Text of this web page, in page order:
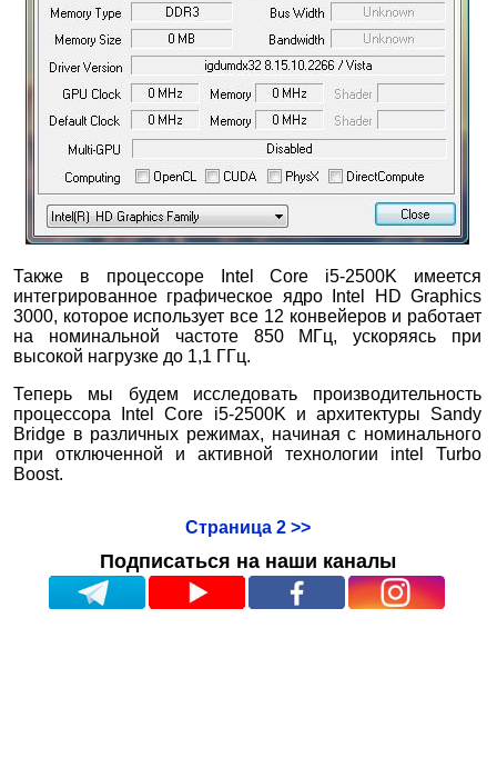
Также в процессоре Intel Core i5-2500K имеется
интегрированное графическое ядро Intel HD Graphics
3000, которое использует все 12 конвейеров и работает
на номинальной частоте 850 МГц, ускоряясь при
высокой нагрузке до 1,1 ГГц.
Теперь мы будем исследовать производительность
процессора Intel Core i5-2500K и архитектуры Sandy
Bridge в различных режимах, начиная с номинального
при отключенной и активной технологии intel Turbo
Boost.
Страница 2 >>
Подписаться на наши каналы